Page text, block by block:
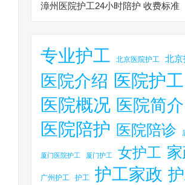
漳州医院护工24小时陪护 收费标准
专业护工 北京医院护工 北
医院介绍 医院护工
医院概况 医院简介
医院陪护 医院陪诊
厦门医院护工 厦门护工 女护工
广州护工 护工 护工家政